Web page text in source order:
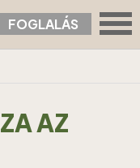
FOGLALÁS
AZ